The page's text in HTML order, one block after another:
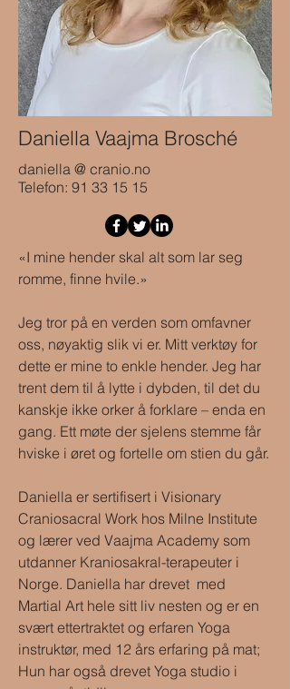
Daniella Vaajma Brosché
daniella @ cranio.no
Telefon: 91 33 15 15
«I mine hender skal alt som lar seg
romme, finne hvile.»
Jeg tror på en verden som omfavner
oss, nøyaktig slik vi er. Mitt verktøy for
dette er mine to enkle hender. Jeg har
trent dem til å lytte i dybden, til det du
kanskje ikke orker å forklare – enda en
gang. Ett møte der sjelens stemme får
hviske i øret og fortelle om stien du går.
Daniella er sertifisert i Visionary
Craniosacral Work hos Milne Institute
og lærer ved Vaajma Academy som
utdanner Kraniosakral-terapeuter i
Norge. Daniella har drevet med
Martial Art hele sitt liv nesten og er en
svært ettertraktet og erfaren Yoga
instruktør, med 12 års erfaring på mat;
Hun har også drevet Yoga studio i